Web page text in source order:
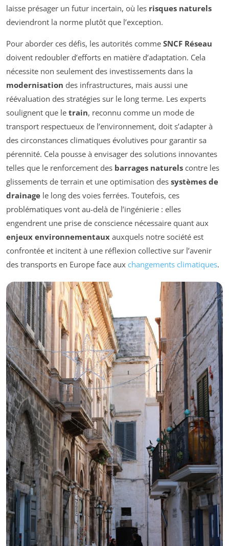
laisse présager un futur incertain, où les risques naturels
deviendront la norme plutôt que l’exception.
Pour aborder ces défis, les autorités comme SNCF Réseau
doivent redoubler d’efforts en matière d’adaptation. Cela
nécessite non seulement des investissements dans la
modernisation des infrastructures, mais aussi une
réévaluation des stratégies sur le long terme. Les experts
soulignent que le train, reconnu comme un mode de
transport respectueux de l’environnement, doit s’adapter à
des circonstances climatiques évolutives pour garantir sa
pérennité. Cela pousse à envisager des solutions innovantes
telles que le renforcement des barrages naturels contre les
glissements de terrain et une optimisation des systèmes de
drainage le long des voies ferrées. Toutefois, ces
problématiques vont au-delà de l’ingénierie : elles
engendrent une prise de conscience nécessaire quant aux
enjeux environnementaux auxquels notre société est
confrontée et incitent à une réflexion collective sur l’avenir
des transports en Europe face aux changements climatiques.